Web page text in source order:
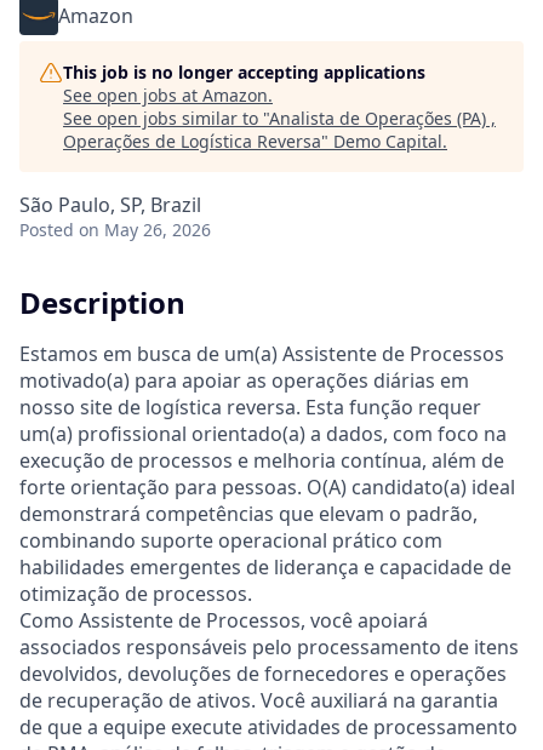
Amazon
This job is no longer accepting applications
See open jobs at Amazon.
See open jobs similar to "Analista de Operações (PA) ,
Operações de Logística Reversa" Demo Capital.
São Paulo, SP, Brazil
Posted on May 26, 2026
Description
Estamos em busca de um(a) Assistente de Processos
motivado(a) para apoiar as operações diárias em
nosso site de logística reversa. Esta função requer
um(a) profissional orientado(a) a dados, com foco na
execução de processos e melhoria contínua, além de
forte orientação para pessoas. O(A) candidato(a) ideal
demonstrará competências que elevam o padrão,
combinando suporte operacional prático com
habilidades emergentes de liderança e capacidade de
otimização de processos.
Como Assistente de Processos, você apoiará
associados responsáveis pelo processamento de itens
devolvidos, devoluções de fornecedores e operações
de recuperação de ativos. Você auxiliará na garantia
de que a equipe execute atividades de processamento